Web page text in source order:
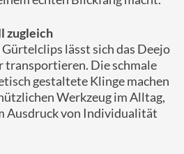
zugleich
lässt sich das Deejo
transportieren. Die schmale
gestaltete Klinge machen
Werkzeug im Alltag,
Ausdruck von Individualität